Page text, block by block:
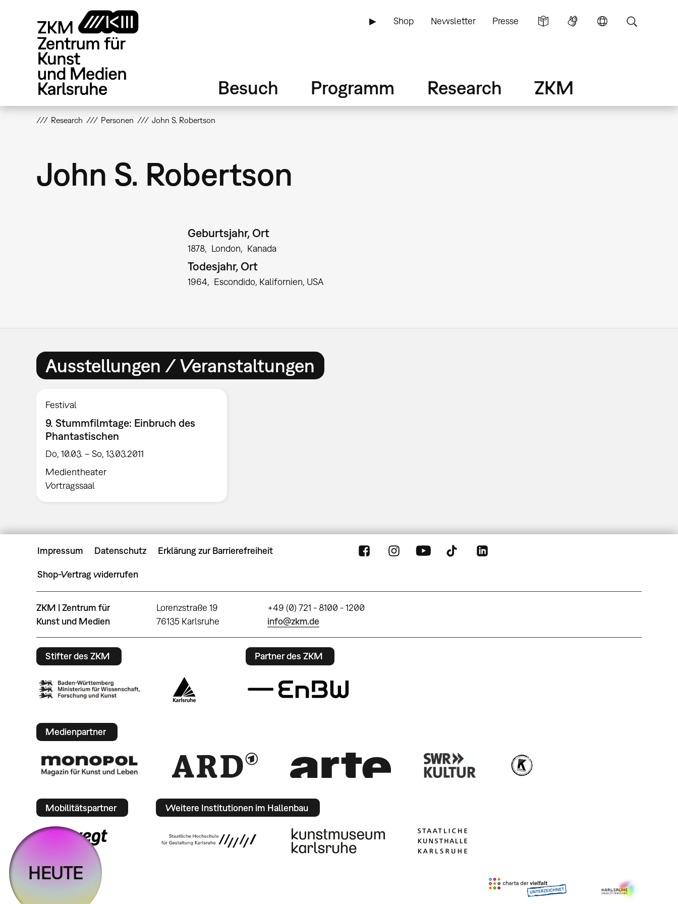
▶ Shop Newsletter Presse
Besuch Programm Research ZKM
Research Personen John S. Robertson
John S. Robertson
Geburtsjahr, Ort
1878 London Kanada
Todesjahr, Ort
1964 Escondido, Kalifornien, USA
Ausstellungen / Veranstaltungen
Festival
9. Stummfilmtage: Einbruch des
Phantastischen
Do, 10.03. – So, 13.03.2011
Medientheater
Vortragssaal
Impressum Datenschutz Erklärung zur Barrierefreiheit
Shop-Vertrag widerrufen
ZKM | Zentrum für
Kunst und Medien
Lorenzstraße 19
76135 Karlsruhe
+49 (0) 721 - 8100 - 1200
info@zkm.de
Stifter des ZKM Partner des ZKM
Medienpartner
Mobilitätspartner Weitere Institutionen im Hallenbau
HEUTE